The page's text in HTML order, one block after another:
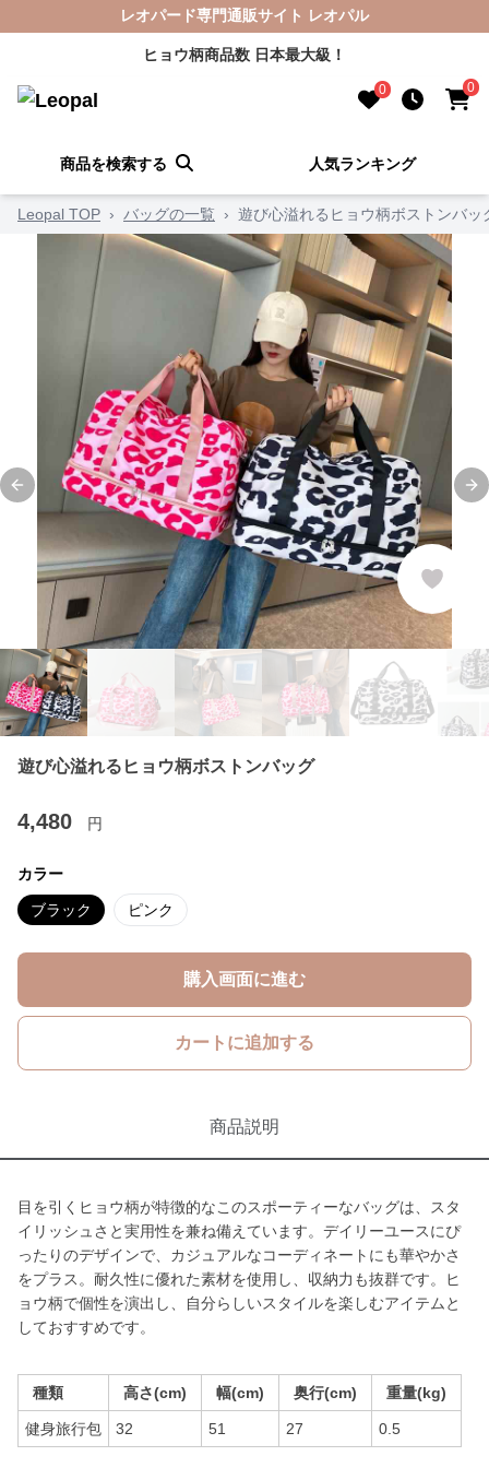
レオパード専門通販サイト レオパル
ヒョウ柄商品数 日本最大級！
0 0
商品を検索する 人気ランキング
Leopal TOP › バッグの一覧 › 遊び心溢れるヒョウ柄ボストンバッ
Previous slide
遊び心溢れるヒョウ柄ボストンバッグ
4,480 円
カラー
ブラック ピンク
購入画面に進む
カートに追加する
商品説明
目を引くヒョウ柄が特徴的なこのスポーティーなバッグは、スタ
イリッシュさと実用性を兼ね備えています。デイリーユースにぴ
ったりのデザインで、カジュアルなコーディネートにも華やかさ
をプラス。耐久性に優れた素材を使用し、収納力も抜群です。ヒ
ョウ柄で個性を演出し、自分らしいスタイルを楽しむアイテムと
しておすすめです。
種類 高さ(cm) 幅(cm) 奥行(cm) 重量(kg)
健身旅行包 32 51 27 0.5